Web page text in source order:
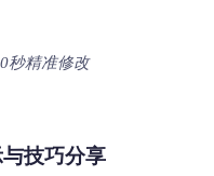
秒精准修改
技巧分享